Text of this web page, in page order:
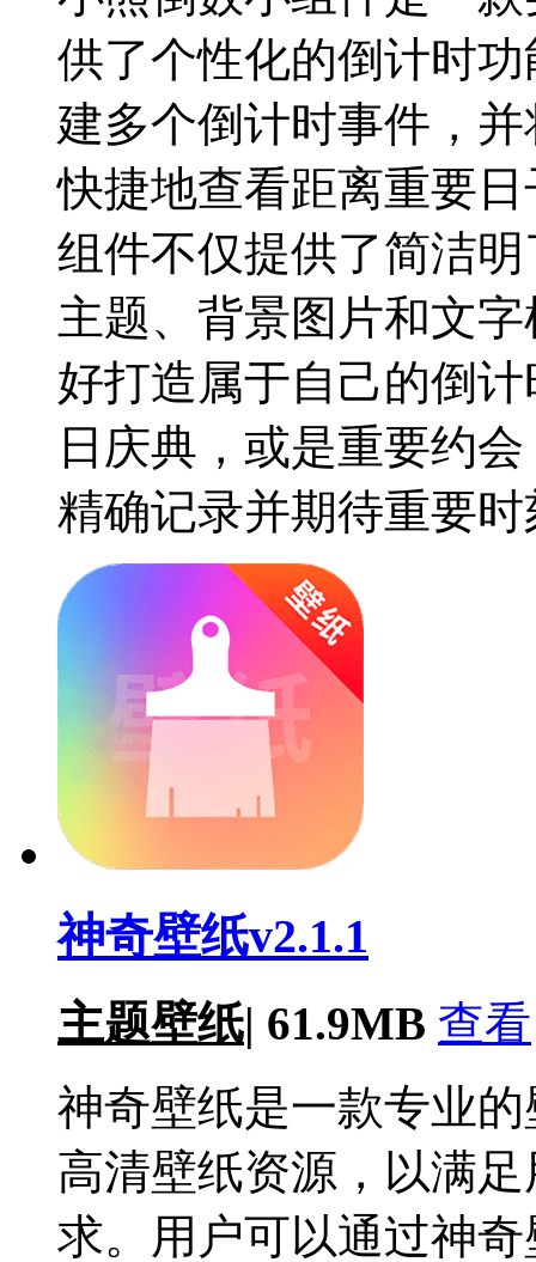
供了个性化的倒计时
建多个倒计时事件，
快捷地查看距离重要
组件不仅提供了简洁
主题、背景图片和文
好打造属于自己的倒
日庆典，或是重要约
精确记录并期待重要
神奇壁纸v2.1.1
主题壁纸| 61.9MB 查看
神奇壁纸是一款专业
高清壁纸资源，以满
求。用户可以通过神